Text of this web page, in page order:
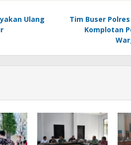
Ulang
Tim Buser
Komplotan